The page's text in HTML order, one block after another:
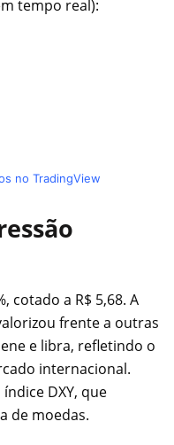
tempo real):
no TradingView
cotado a R$ 5,68. A
frente a outras
e libra, refletindo o
internacional.
DXY, que
de moedas.